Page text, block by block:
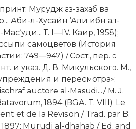
Мурудж аз-захаб ва
Аби-л-Хусайн ‘Али ибн ал-
Т. I—IV. Каир, 1958);
самоцветов (История
749—947) / Сост., пер. с
и указ. Д. В. Микульского. М.,
и пересмотра»:
auctore al-Masudi.../ M. J.
1894 (BGA. T. VIII); Le
et de la Revision / Trad. par B.
1897; Murudj al-dhahab / Ed. and